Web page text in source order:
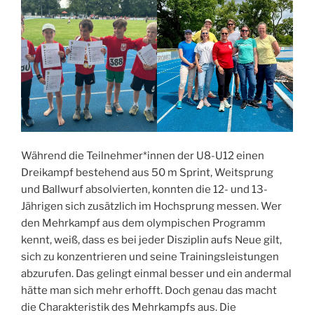
Während die Teilnehmer*innen der U8-U12 einen
Dreikampf bestehend aus 50 m Sprint, Weitsprung
und Ballwurf absolvierten, konnten die 12- und 13-
Jährigen sich zusätzlich im Hochsprung messen. Wer
den Mehrkampf aus dem olympischen Programm
kennt, weiß, dass es bei jeder Disziplin aufs Neue gilt,
sich zu konzentrieren und seine Trainingsleistungen
abzurufen. Das gelingt einmal besser und ein andermal
hätte man sich mehr erhofft. Doch genau das macht
die Charakteristik des Mehrkampfs aus. Die